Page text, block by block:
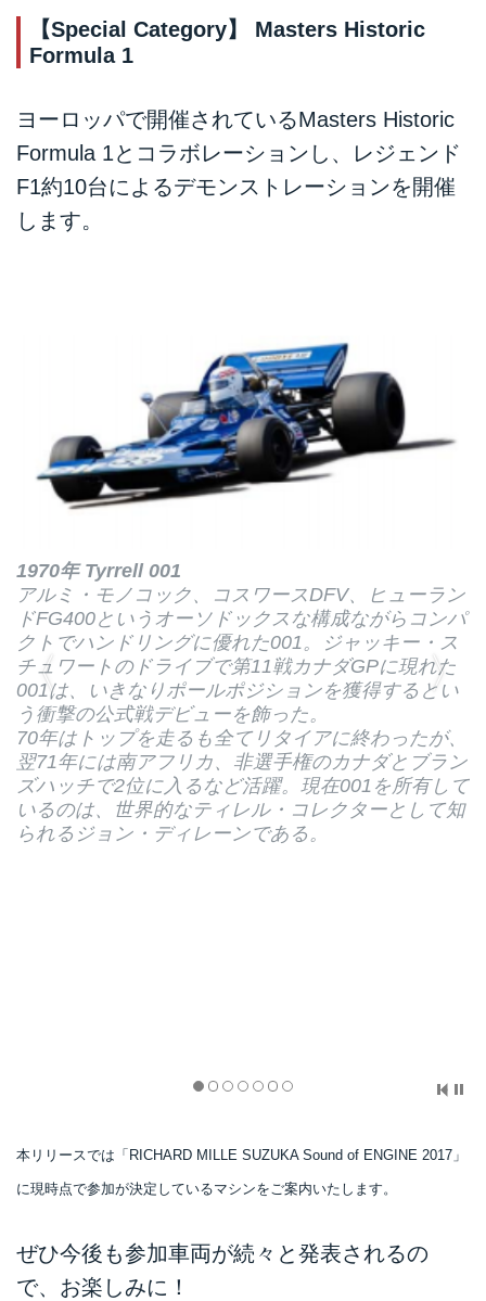
【Special Category】 Masters Historic
Formula 1
ヨーロッパで開催されているMasters Historic
Formula 1とコラボレーションし、レジェンド
F1約10台によるデモンストレーションを開催
します。
1970年 Tyrrell 001
アルミ・モノコック、コスワースDFV、ヒューラン
ドFG400というオーソドックスな構成ながらコンパ
クトでハンドリングに優れた001。ジャッキー・ス
チュワートのドライブで第11戦カナダGPに現れた
001は、いきなりポールポジションを獲得するとい
う衝撃の公式戦デビューを飾った。
70年はトップを走るも全てリタイアに終わったが、
翌71年には南アフリカ、非選手権のカナダとブラン
ズハッチで2位に入るなど活躍。現在001を所有して
いるのは、世界的なティレル・コレクターとして知
られるジョン・ディレーンである。
本リリースでは「RICHARD MILLE SUZUKA Sound of ENGINE 2017」
に現時点で参加が決定しているマシンをご案内いたします。
ぜひ今後も参加車両が続々と発表されるの
で、お楽しみに！